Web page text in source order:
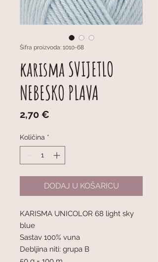
Šifra proizvoda: 1010-68
karisma SVIJETLO
NEBESKO PLAVA
2,70 €
Količina *
DODAJ U KOŠARICU
KARISMA UNICOLOR 68 light sky
blue
Sastav 100% vuna
Debljina niti: grupa B